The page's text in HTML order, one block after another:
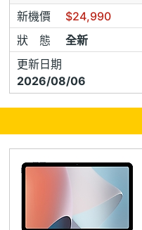
新機價
$24,990
狀 態
全新
更新日期
2026/08/06